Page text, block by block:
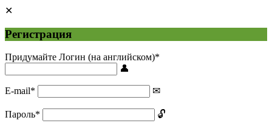
Регистрация
Придумайте Логин (на английском)*
E-mail*
Пароль*